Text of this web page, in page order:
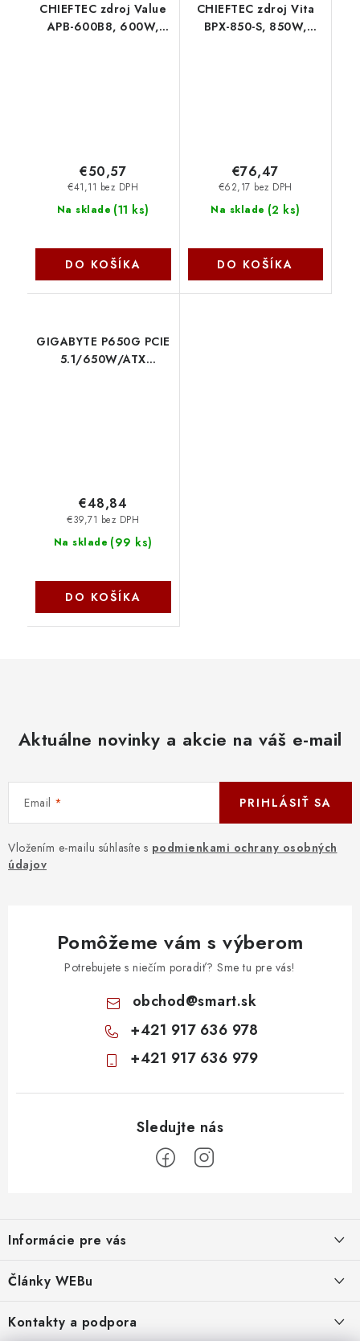
CHIEFTEC zdroj Value
APB-600B8, 600W,
Na sklade (11 ks)
€41,11 bez DPH
€50,57
DO KOŠÍKA
CHIEFTEC zdroj Vita
BPX-850-S, 850W,
Na sklade (2 ks)
€62,17 bez DPH
€76,47
DO KOŠÍKA
GIGABYTE P650G PCIE
5.1/650W/ATX
Na sklade (99 ks)
€39,71 bez DPH
€48,84
DO KOŠÍKA
Aktuálne novinky a akcie na váš e-mail
Email
Vložením e-mailu súhlasíte s podmienkami ochrany osobných
údajov
PRIHLÁSIŤ SA
Pomôžeme vám s výberom
Potrebujete s niečím poradiť? Sme tu pre vás!
obchod@smart.sk
+421 917 636 978
+421 917 636 979
p
ä
Informácie pre vás
Obchodné podmienky
Moja objednávka
Články WEBu
Dôležité oznamy
16.6.2026
Kontakty a podpora